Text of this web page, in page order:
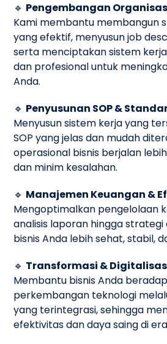
🔹 Pengembangan
Kami membantu membangun
yang efektif, menyusun job
serta menciptakan sistem
dan profesional untuk
Anda.
🔹 Penyusunan SOP &
Menyusun sistem kerja yang
SOP yang jelas dan mudah
operasional bisnis berjalan
dan minim kesalahan.
🔹 Manajemen Keuangan &
Mengoptimalkan pengelolaan
analisis laporan hingga strategi
bisnis Anda lebih sehat, stabil,
🔹 Transformasi &
Membantu bisnis Anda
perkembangan teknologi
yang terintegrasi, sehingga
efektivitas dan daya saing di